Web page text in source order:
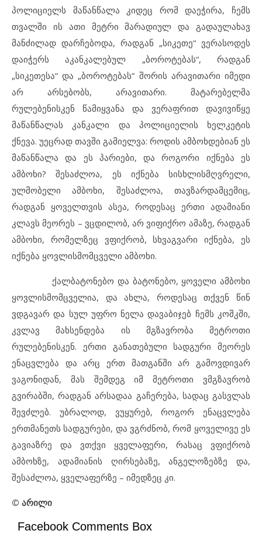
პოლიციელს მაწანწალა კიდეც რომ დაეჭირა, ჩემს
თვალში ის ათი მეტრი მარადიულ და გადაულახავ
მანძილად დარჩებოდა, რადგან „სიკეთე“ ვერასოდეს
დაიჭერს აკანკალებულ „ბოროტებას“, რადგან
„სიკეთესა“ და „ბოროტებას“ შორის არავითარი იმედი
არ არსებობს, არავითარი. მატარებელმა
რულებენისკენ წამიყვანა და ვერაფრით დავივიწყე
მაწანწალას კანკალი და პოლიციელის ხელკეტის
ქნევა. უეცრად თავში გამიელვა: როდის ამბოხდებიან ეს
მაწანწალა და ეს პარიები, და როგორი იქნება ეს
ამბოხი? შესაძლოა, ეს იქნება სისხლისმღვრელი,
ულმობელი ამბოხი, შესაძლოა, თავზარდამცემიც,
რადგან ყოველთვის ასეა, როდესაც ერთი ადამიანი
კლავს მეორეს – ვცდილობ, არ ვიფიქრო ამაზე, რადგან
ამბოხი, რომელზეც ვფიქრობ, სხვაგვარი იქნება, ეს
იქნება ყოვლისმომცველი ამბოხი.
ქალბატონებო და ბატონებო, ყოველი ამბოხი
ყოვლისმომცველია, და ახლა, როდესაც თქვენ წინ
ვდგავარ და სულ უფრო ნელა დავაბიჯებ ჩემს კოშკში,
კვლავ მახსენდება ის მგზავრობა მეტროთი
რულებენისკენ. ერთი განათებული სადგური მეორეს
ენაცვლება და არც ერთ მათგანში არ გამოვდივარ
ვაგონიდან, მას შემდეგ იმ მეტროთი ვმგზავრობ
გვირაბში, რადგან არსადაა გაჩერება, სადაც გასვლას
შევძლებ. უბრალოდ, ვუყურებ, როგორ ენაცვლება
ერთმანეთს სადგურები, და ვგრძნობ, რომ ყოველივე ეს
გავიაზრე და ვთქვი ყველაფერი, რასაც ვფიქრობ
ამბოხზე, ადამიანის ღირსებაზე, ანგელოზებზე და,
შესაძლოა, ყველაფერზე – იმედზეც კი.
© არილი
Facebook Comments Box